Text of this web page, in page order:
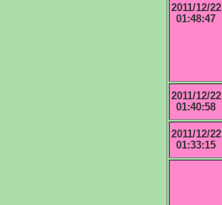
2011/12/22
01:48:47
2011/12/22
01:40:58
2011/12/22
01:33:15